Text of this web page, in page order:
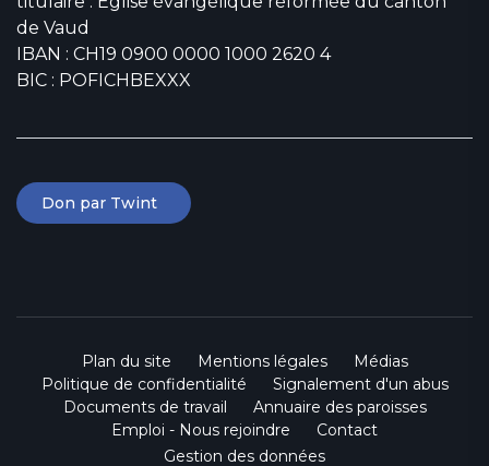
de Vaud
IBAN : CH19 0900 0000 1000 2620 4
BIC : POFICHBEXXX
Don par Twint
Plan du site Mentions légales
Médias
Politique de confidentialité
Signalement d'un abus
Documents de travail
Annuaire des paroisses
Emploi - Nous rejoindre
Contact
Gestion des données